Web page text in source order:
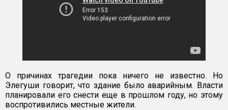
О причинах трагедии пока ничего не известно. Но
Элегуши говорит, что здание было аварийным. Власти
планировали его снести еще в прошлом году, но этому
воспротивились местные жители.